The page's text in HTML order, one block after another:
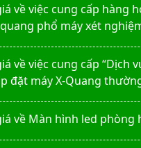
về việc cung cấp hàng
phổ máy xét
về việc cung cấp “Dịch
đặt máy X-Quang
về Màn hình led phòng